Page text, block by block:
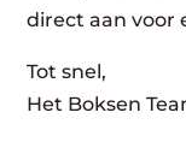
direct aan voor
Tot snel,
Het Boksen